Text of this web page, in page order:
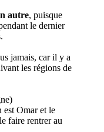
autre, puisque
le dernier
jamais, car il y a
les régions de
est Omar et le
faire rentrer au